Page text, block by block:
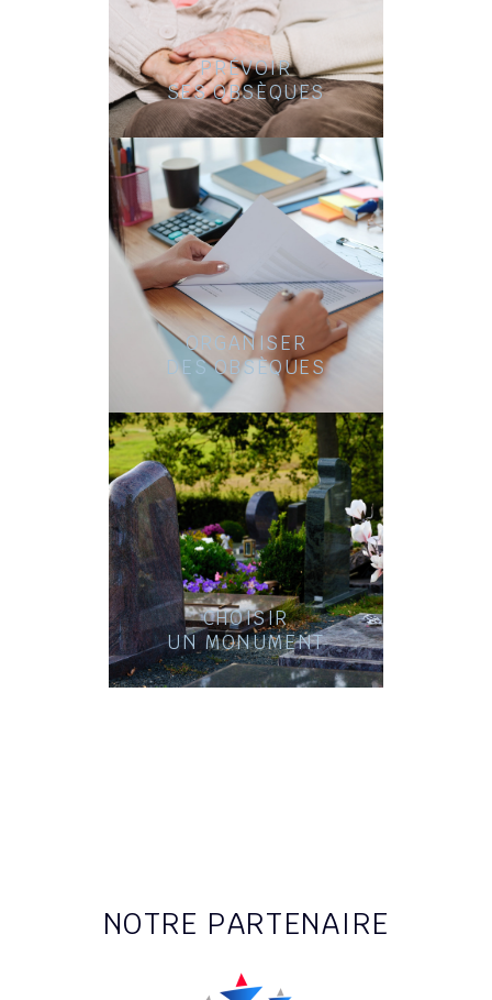
PRÉVOIR
SES OBSÈQUES
ORGANISER
DES OBSÈQUES
CHOISIR
UN MONUMENT
NOTRE PARTENAIRE